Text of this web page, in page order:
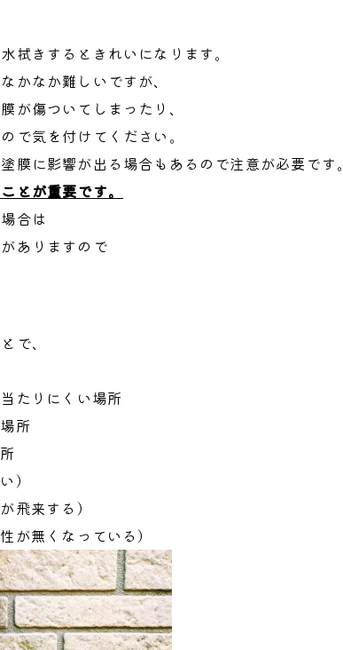
拭きするときれいになります。
かなか難しいですが、
が傷ついてしまったり、
で気を付けてください。
膜に影響が出る場合もあるので注意が必要です。
とが重要です。
合は
ありますので
で、
たりにくい場所
所
）
飛来する）
が無くなっている）